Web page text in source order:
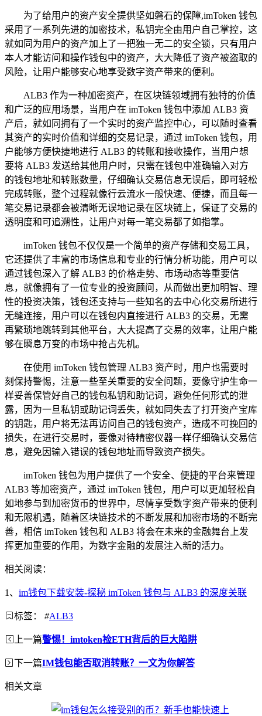
为了给用户的资产安全提供坚如磐石的保障,imToken 钱包
采用了一系列先进的加密技术，私钥完全由用户自己掌控，这
就如同为用户的资产加上了一把独一无二的安全锁，只有用户
本人才能访问和操作钱包中的资产，大大降低了资产被盗取的
风险，让用户能够安心地享受数字资产带来的便利。
ALB3 作为一种加密资产，在区块链领域拥有独特的价值
和广泛的应用场景，当用户在 imToken 钱包中添加 ALB3 资
产后，就如同拥有了一个实时的资产监控中心，可以随时查看
其资产的实时价值和详细的交易记录，通过 imToken 钱包，用
户能够方便快捷地进行 ALB3 的转账和接收操作，当用户想
要将 ALB3 发送给其他用户时，只需在钱包中准确输入对方
的钱包地址和转账数量，仔细确认交易信息无误后，即可轻松
完成转账，整个过程就像行云流水一般快速、便捷，而且每一
笔交易记录都会被清晰无误地记录在区块链上，保证了交易的
透明度和可追溯性，让用户对每一笔交易都了如指掌。
imToken 钱包不仅仅是一个简单的资产存储和交易工具，
它还提供了丰富的市场信息和专业的行情分析功能，用户可以
通过钱包深入了解 ALB3 的价格走势、市场动态等重要信
息，就像拥有了一位专业的投资顾问，从而做出更加明智、理
性的投资决策，钱包还支持与一些知名的去中心化交易所进行
无缝连接，用户可以在钱包内直接进行 ALB3 的交易，无需
再繁琐地跳转到其他平台，大大提高了交易的效率，让用户能
够在瞬息万变的市场中抢占先机。
在使用 imToken 钱包管理 ALB3 资产时，用户也需要时
刻保持警惕，注意一些至关重要的安全问题，要像守护生命一
样妥善保管好自己的钱包私钥和助记词，避免任何形式的泄
露，因为一旦私钥或助记词丢失，就如同失去了打开资产宝库
的钥匙，用户将无法再访问自己的钱包资产，造成不可挽回的
损失，在进行交易时，要像对待精密仪器一样仔细确认交易信
息，避免因输入错误的钱包地址而导致资产损失。
imToken 钱包为用户提供了一个安全、便捷的平台来管理
ALB3 等加密资产，通过 imToken 钱包，用户可以更加轻松自
如地参与到加密货币的世界中，尽情享受数字资产带来的便利
和无限机遇，随着区块链技术的不断发展和加密市场的不断完
善，相信 imToken 钱包和 ALB3 将会在未来的金融舞台上发
挥更加重要的作用，为数字金融的发展注入新的活力。
相关阅读：
1、 im钱包下载安装-探秘 imToken 钱包与 ALB3 的深度关联
标签： #ALB3
上一篇警惕！imtoken捡ETH背后的巨大陷阱
下一篇IM钱包能否取消转账？一文为你解答
相关文章